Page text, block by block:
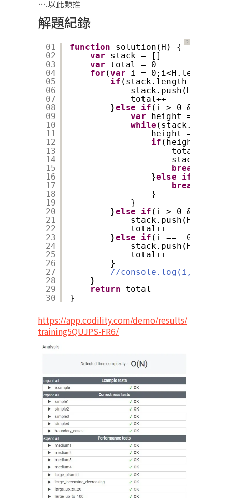
….以此類推
解題紀錄
？
01
02
03
04
05
06
07
08
09
10
11
12
13
14
15
16
17
18
19
20
21
22
23
24
25
26
27
28
29
30
function
solution(H) {
var
stack = []
var
total = 0
for (var
i =
if (stack.length == 0){
stack.push(H[i])
total++
}else if (i > 0 &&
var
height = H[i-1]
while (stack.length
height =
if (height <
total++
break
}else if
break
}
}
}else if (i > 0 &&
stack.push(H[i]-
total++
}else if (i ==  0 &&
stack.push(H[i])
total++
}
//
}
return
total
}
https://app.codility.com/demo/results/
training5QUJPS-FR6/